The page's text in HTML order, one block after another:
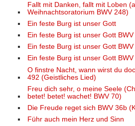
Fallt mit Danken, fallt mit Loben
Weihnachtsoratorium BWV 248)
Ein feste Burg ist unser Gott
Ein feste Burg ist unser Gott
Ein feste Burg ist unser Gott
Ein feste Burg ist unser Gott
O finstre Nacht, wann wirst du
492 (Geistliches Lied)
Freu dich sehr, o meine Seele
betet! betet! wachet! BWV 70)
Die Freude reget sich BWV 36b
Führ auch mein Herz und Sinn